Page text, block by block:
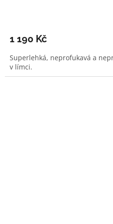
1 190 Kč
Superlehká, neprofukavá a
v límci.